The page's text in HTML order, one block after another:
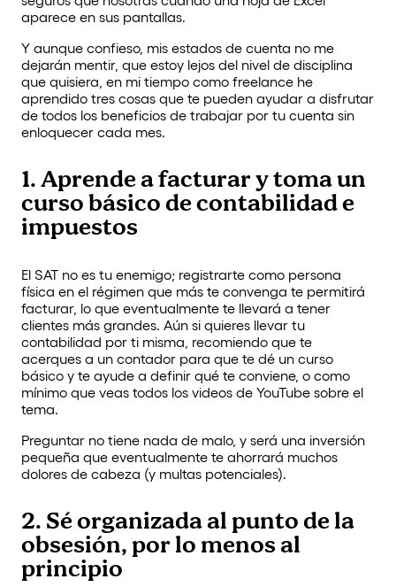
aparece en sus pantallas.
Y aunque confieso, mis estados de cuenta no me
dejarán mentir, que estoy lejos del nivel de disciplina
que quisiera, en mi tiempo como freelance he
aprendido tres cosas que te pueden ayudar a disfrutar
de todos los beneficios de trabajar por tu cuenta sin
enloquecer cada mes.
1. Aprende a facturar y toma un
curso básico de contabilidad e
impuestos
El SAT no es tu enemigo; registrarte como persona
física en el régimen que más te convenga te permitirá
facturar, lo que eventualmente te llevará a tener
clientes más grandes. Aún si quieres llevar tu
contabilidad por ti misma, recomiendo que te
acerques a un contador para que te dé un curso
básico y te ayude a definir qué te conviene, o como
mínimo que veas todos los videos de YouTube sobre el
tema.
Preguntar no tiene nada de malo, y será una inversión
pequeña que eventualmente te ahorrará muchos
dolores de cabeza (y multas potenciales).
2. Sé organizada al punto de la
obsesión, por lo menos al
principio